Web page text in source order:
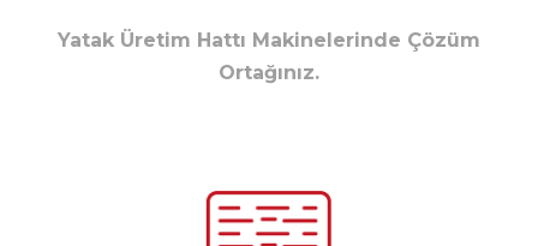
Yatak Üretim Hattı Makinelerinde Çözüm
Ortağınız.